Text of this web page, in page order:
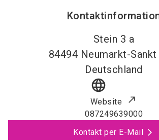
Stein 3 a
84494 Neumarkt-
Deutschland
language
Website
087249639000
Kontakt per E-Mail